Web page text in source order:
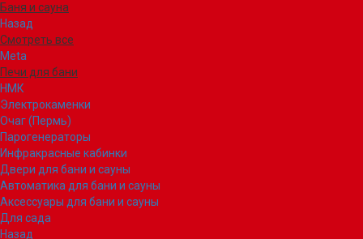
Баня и сауна
Назад
Смотреть все
Meta
Печи для бани
НМК
Электрокаменки
Очаг (Пермь)
Парогенераторы
Инфракрасные кабинки
Двери для бани и сауны
Автоматика для бани и сауны
Аксессуары для бани и сауны
Для сада
Назад